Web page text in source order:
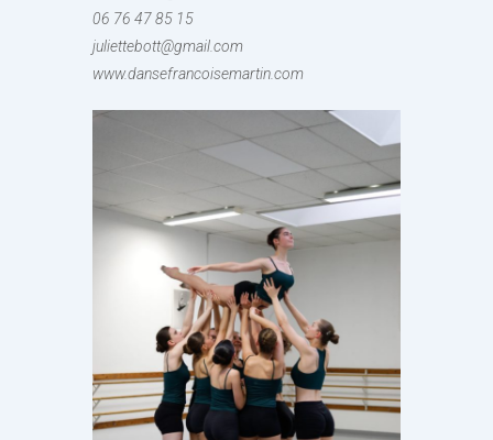
06 76 47 85 15
juliettebott@gmail.com
www.dansefrancoisemartin.com